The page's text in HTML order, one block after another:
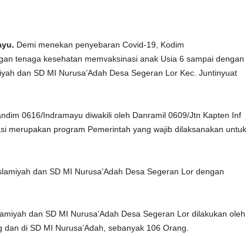
Demi menekan penyebaran Covid-19, Kodim
tenaga kesehatan memvaksinasi anak Usia 6 sampai dengan
dan SD MI Nurusa’Adah Desa Segeran Lor Kec. Juntinyuat
0616/Indramayu diwakili oleh Danramil 0609/Jtn Kapten Inf
merupakan program Pemerintah yang wajib dilaksanakan untuk
dan SD MI Nurusa’Adah Desa Segeran Lor dengan
dan SD MI Nurusa’Adah Desa Segeran Lor dilakukan oleh
di SD MI Nurusa’Adah, sebanyak 106 Orang.